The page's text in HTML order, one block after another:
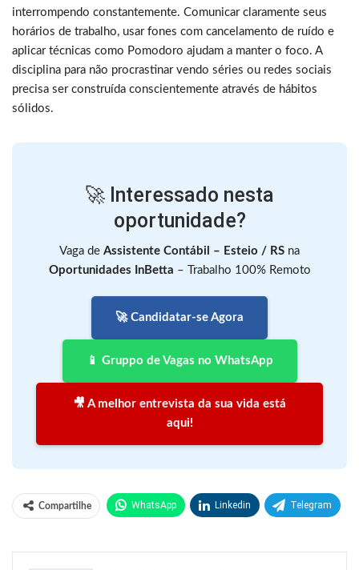
interrompendo constantemente. Comunicar claramente seus
horários de trabalho, usar fones com cancelamento de ruído e
aplicar técnicas como Pomodoro ajudam a manter o foco. A
disciplina para não procrastinar vendo séries ou redes sociais
precisa ser construída conscientemente através de hábitos
sólidos.
🚀 Interessado nesta
oportunidade?
Vaga de Assistente Contábil – Esteio / RS na
Oportunidades InBetta – Trabalho 100% Remoto
🚀 Candidatar-se Agora
📱 Gruppo de Vagas no WhatsApp
🎥 A melhor entrevista da sua vida está
aqui!
Compartilhe WhatsApp Linkedin Telegram